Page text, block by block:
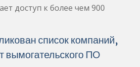
доступ к более чем 900
список компаний,
вымогательского ПО